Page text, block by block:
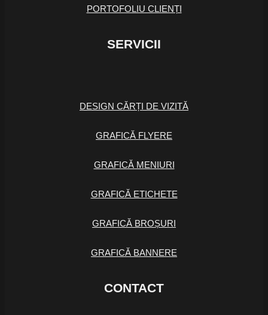
PORTOFOLIU CLIENȚI
SERVICII
DESIGN CĂRȚI DE VIZITĂ
GRAFICĂ FLYERE
GRAFICĂ MENIURI
GRAFICĂ ETICHETE
GRAFICĂ BROȘURI
GRAFICĂ BANNERE
CONTACT